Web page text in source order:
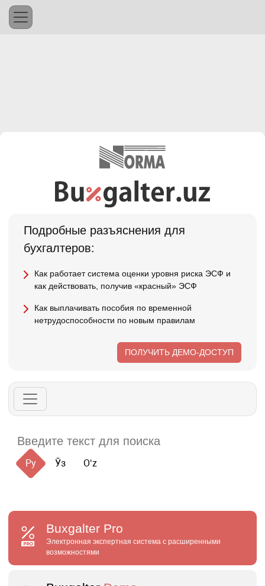
Подробные разъяснения для
бухгалтеров:
Как работает система оценки уровня риска ЭСФ и
как действовать, получив «красный» ЭСФ
Как выплачивать пособия по временной
нетрудоспособности по новым правилам
ПОЛУЧИТЬ ДЕМО-ДОСТУП
Ру Ўз Oʻz
Buxgalter Pro
Электронная экспертная система с расширенными
возможностями